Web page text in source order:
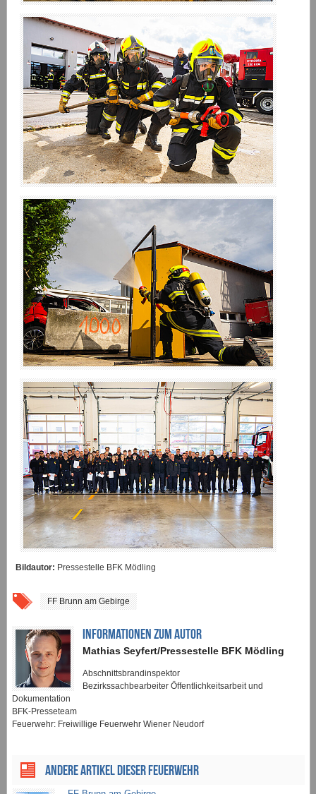
Bildautor: Pressestelle BFK Mödling
FF Brunn am Gebirge
INFORMATIONEN ZUM AUTOR
Mathias Seyfert/Pressestelle BFK Mödling
Abschnittsbrandinspektor
Bezirkssachbearbeiter Öffentlichkeitsarbeit und
Dokumentation
BFK-Presseteam
Feuerwehr: Freiwillige Feuerwehr Wiener Neudorf
ANDERE ARTIKEL DIESER FEUERWEHR